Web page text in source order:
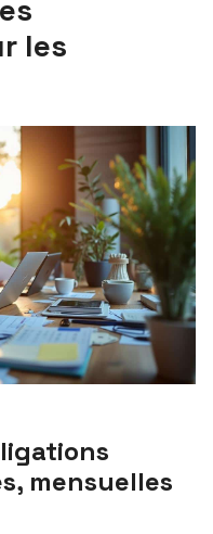
les
mensuelles